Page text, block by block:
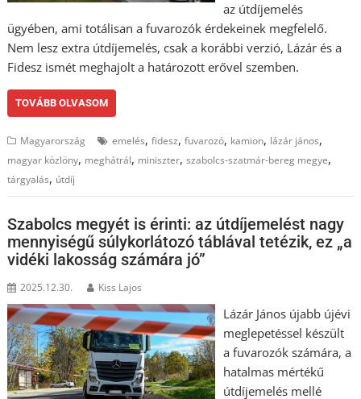
az útdíjemelés
ügyében, ami totálisan a fuvarozók érdekeinek megfelelő.
Nem lesz extra útdíjemelés, csak a korábbi verzió, Lázár és a
Fidesz ismét meghajolt a határozott erővel szemben.
TOVÁBB OLVASOM
Magyarország emelés,fidesz,fuvarozó, kamion, lázár jános,
magyar közlöny, meghátrál, miniszter,szabolcs-szatmár-bereg megye,
tárgyalás, útdíj
Szabolcs megyét is érinti: az útdíjemelést nagy
mennyiségű súlykorlátozó táblával tetézik, ez „a
vidéki lakosság számára jó”
2025.12.30. Kiss Lajos
Lázár János újabb újévi
meglepetéssel készült
a fuvarozók számára, a
hatalmas mértékű
útdíjemelés mellé